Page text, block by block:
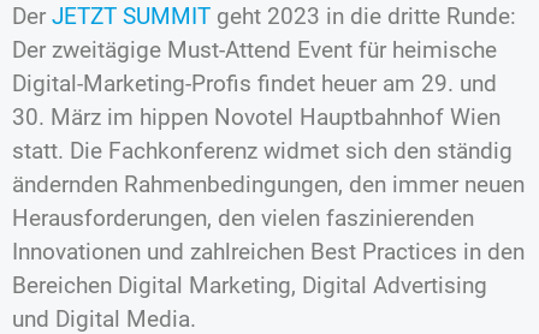
Der JETZT SUMMIT geht 2023 in die dritte Runde:
Der zweitägige Must-Attend Event für heimische
Digital-Marketing-Profis findet heuer am 29. und
30. März im hippen Novotel Hauptbahnhof Wien
statt. Die Fachkonferenz widmet sich den ständig
ändernden Rahmenbedingungen, den immer neuen
Herausforderungen, den vielen faszinierenden
Innovationen und zahlreichen Best Practices in den
Bereichen Digital Marketing, Digital Advertising
und Digital Media.